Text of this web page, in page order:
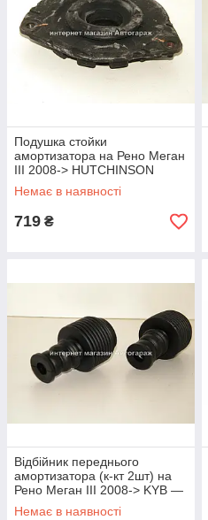
Подушка стойки
амортизатора на Рено Меган
III 2008-> HUTCHINSON
(Франция) 533055
Немає в наявності
719 ₴
Відбійник переднього
амортизатора (к-кт 2шт) на
Рено Меган III 2008-> KYB —
912024
Немає в наявності